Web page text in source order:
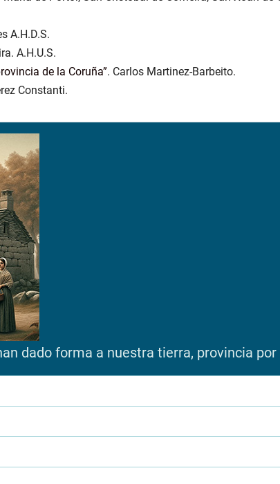
A.H.D.S.
A.H.U.S.
de la Coruña . Carlos Martinez-Barbeito.
Constanti.
dado forma a nuestra tierra, provincia